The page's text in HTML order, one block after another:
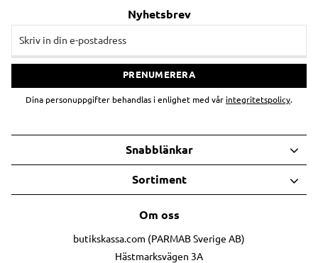
Nyhetsbrev
PRENUMERERA
Dina personuppgifter behandlas i enlighet med vår integritetspolicy.
Om oss
butikskassa.com (PARMAB Sverige AB)
Hästmarksvägen 3A
Snabblänkar
Sortiment